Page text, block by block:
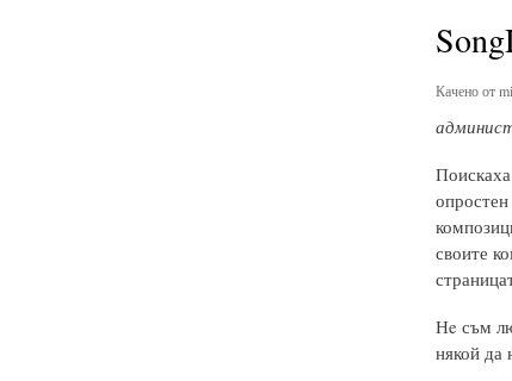
Качено от
своите
Нe съм
някой да